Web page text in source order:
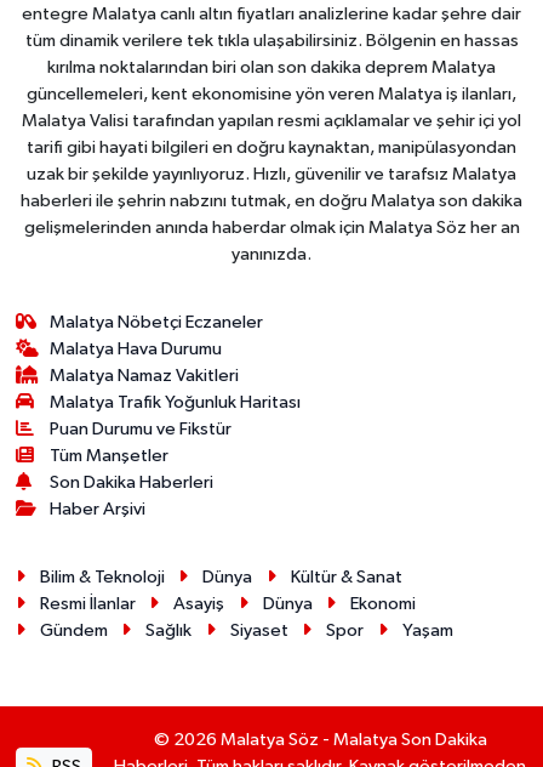
entegre Malatya canlı altın fiyatları analizlerine kadar şehre dair
tüm dinamik verilere tek tıkla ulaşabilirsiniz. Bölgenin en hassas
kırılma noktalarından biri olan son dakika deprem Malatya
güncellemeleri, kent ekonomisine yön veren Malatya iş ilanları,
Malatya Valisi tarafından yapılan resmi açıklamalar ve şehir içi yol
tarifi gibi hayati bilgileri en doğru kaynaktan, manipülasyondan
uzak bir şekilde yayınlıyoruz. Hızlı, güvenilir ve tarafsız Malatya
haberleri ile şehrin nabzını tutmak, en doğru Malatya son dakika
gelişmelerinden anında haberdar olmak için Malatya Söz her an
yanınızda.
Malatya Nöbetçi Eczaneler
Malatya Hava Durumu
Malatya Namaz Vakitleri
Malatya Trafik Yoğunluk Haritası
Puan Durumu ve Fikstür
Tüm Manşetler
Son Dakika Haberleri
Haber Arşivi
Bilim & Teknoloji Dünya
Kültür & Sanat
Resmi İlanlar
Asayiş Dünya
Ekonomi
Gündem
Sağlık Siyaset Spor Yaşam
© 2026 Malatya Söz - Malatya Son Dakika